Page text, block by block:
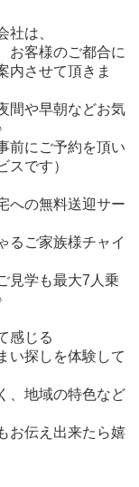
社は、
お客様のご都合に
内させて頂きま
間や早朝などお気
前にご予約を頂い
スです）
への無料送迎サー
るご家族様チャイ
見学も最大7人乗
感じる
しを体験して
、地域の特色など
え出来たら嬉